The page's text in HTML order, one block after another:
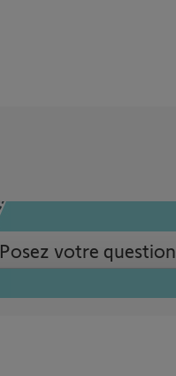
Posez votre question